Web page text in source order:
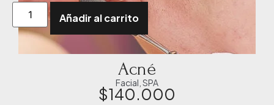
Añadir al carrito
Acné
Facial SPA
$140.000